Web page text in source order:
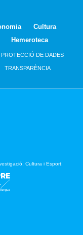
Cultura
Hemeroteca
PROTECCIÓ DE DADES
TRANSPARÈNCIA
Cultura i Esport: